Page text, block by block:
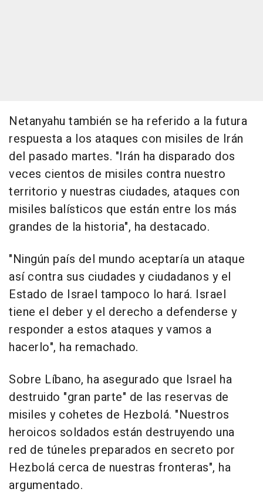
Netanyahu también se ha referido a la futura
respuesta a los ataques con misiles de Irán
del pasado martes. "Irán ha disparado dos
veces cientos de misiles contra nuestro
territorio y nuestras ciudades, ataques con
misiles balísticos que están entre los más
grandes de la historia", ha destacado.
"Ningún país del mundo aceptaría un ataque
así contra sus ciudades y ciudadanos y el
Estado de Israel tampoco lo hará. Israel
tiene el deber y el derecho a defenderse y
responder a estos ataques y vamos a
hacerlo", ha remachado.
Sobre Líbano, ha asegurado que Israel ha
destruido "gran parte" de las reservas de
misiles y cohetes de Hezbolá. "Nuestros
heroicos soldados están destruyendo una
red de túneles preparados en secreto por
Hezbolá cerca de nuestras fronteras", ha
argumentado.